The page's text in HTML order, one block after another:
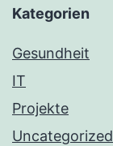
Kategorien
Gesundheit
IT
Projekte
Uncategorized